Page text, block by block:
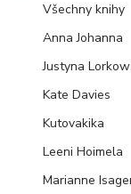
Všechny knihy
Anna Johanna
Justyna
Kate Davies
Kutovakika
Leeni Hoimela
Marianne